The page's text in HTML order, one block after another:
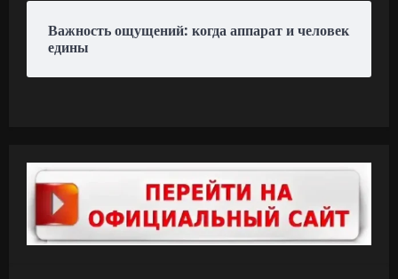
Важность ощущений: когда аппарат и человек
едины